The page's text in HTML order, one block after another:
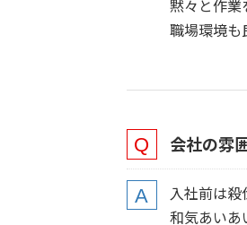
黙々と作業
職場環境も
会社の雰
入社前は殺
和気あいあ